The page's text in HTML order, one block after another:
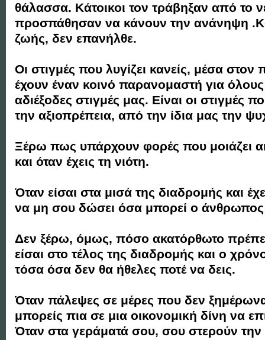
θάλασσα. Κάτοικοι τον τράβηξαν από το
προσπάθησαν να κάνουν την ανάνηψη
ζωής, δεν επανήλθε.
Οι στιγμές που λυγίζει κανείς, μέσα
έχουν έναν κοινό παρανομαστή για όλους
αδιέξοδες στιγμές μας. Είναι οι στιγμές
την αξιοπρέπεια, από την ίδια μας την
Ξέρω πως υπάρχουν φορές που μοιάζει
και όταν έχεις τη νιότη.
Όταν είσαι στα μισά της διαδρομής και
να μη σου δώσει όσα μπορεί ο άνθρωπος
Δεν ξέρω, όμως, πόσο ακατόρθωτο πρέπει
είσαι στο τέλος της διαδρομής και ο
τόσα όσα δεν θα ήθελες ποτέ να δεις.
Όταν πάλεψες σε μέρες που δεν
μπορείς πια σε μια οικονομική δίνη να
Όταν στα γεράματά σου, σου στερούν την